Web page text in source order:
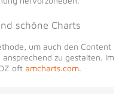
schöne Charts
um auch den Content
zu gestalten. Im
oft amcharts.com.